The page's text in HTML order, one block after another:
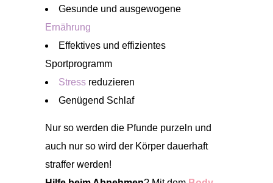
Gesunde und ausgewogene
Ernährung
Effektives und effizientes
Sportprogramm
Stress reduzieren
Genügend Schlaf
Nur so werden die Pfunde purzeln und
auch nur so wird der Körper dauerhaft
straffer werden!